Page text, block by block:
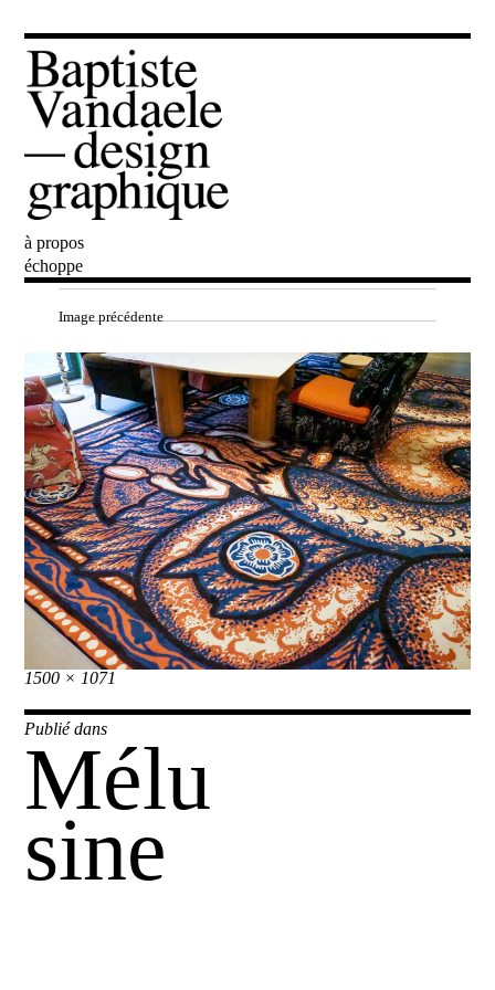
Baptiste Vandaele
à propos
échoppe
Image précédente
Taille
réelle
1500 × 1071
Navigation
de
l’article
Publié dans
Mélu
sine